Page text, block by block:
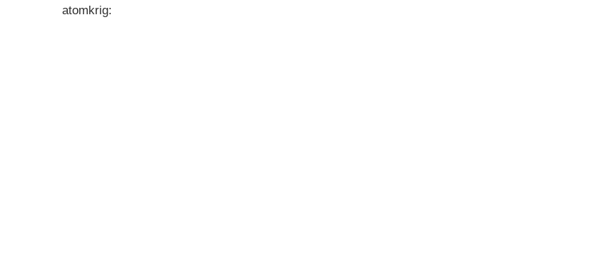
atomkrig: